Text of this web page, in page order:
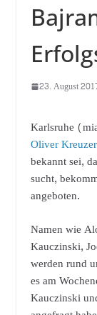
23. August
Karlsruhe
Oliver
bekannt sei,
sucht,
angeboten.
Namen wie
Kauczinski,
werden rund
es am
Kauczinski